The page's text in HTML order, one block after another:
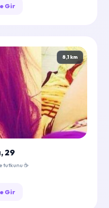
Gir
8,1 km
29
tutkunu ☕
Gir